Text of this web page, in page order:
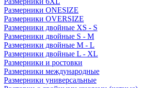
Размерники ONESIZE
Размерники OVERSIZE
Размерники двойные XS - S
Размерники двойные S - M
Размерники двойные M - L
Размерники двойные L - XL
Размерники и ростовки
Размерники международные
Размерники универсальные